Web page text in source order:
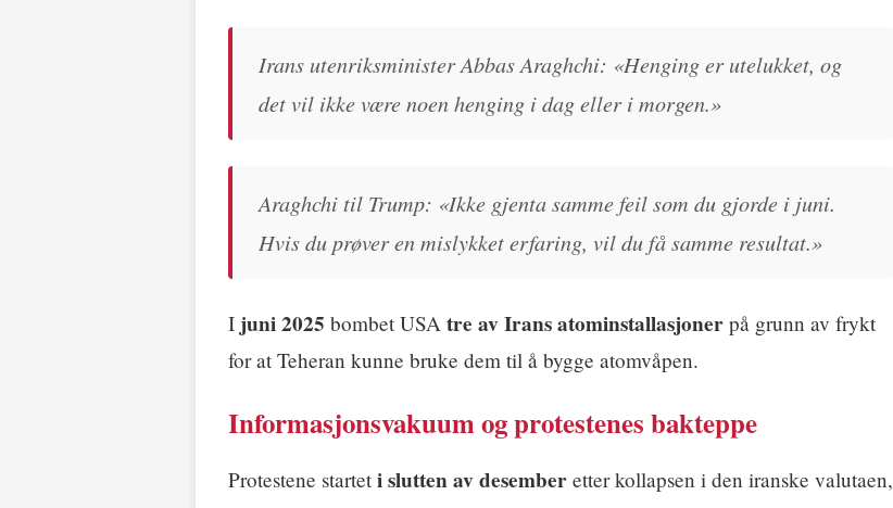
Irans utenriksminister Abbas Araghchi: «Henging er utelukket, og
det vil ikke være noen henging i dag eller i morgen.»
Araghchi til Trump: «Ikke gjenta samme feil som du gjorde i juni.
Hvis du prøver en mislykket erfaring, vil du få samme resultat.»
I juni 2025 bombet USA tre av Irans atominstallasjoner på grunn av frykt
for at Teheran kunne bruke dem til å bygge atomvåpen.
Informasjonsvakuum og protestenes bakteppe
Protestene startet i slutten av desember etter kollapsen i den iranske valutaen,